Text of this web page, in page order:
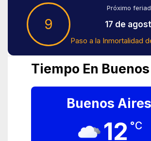
9
Próximo
17 de
Paso a la Inmortalidad
Tiempo En
Buenos Aires
12 °C